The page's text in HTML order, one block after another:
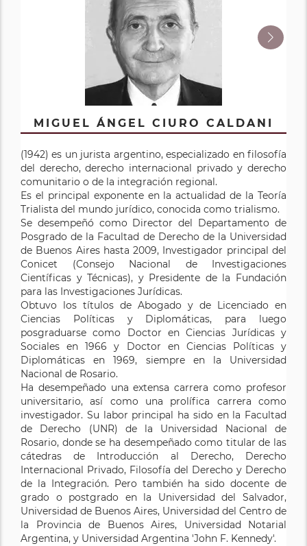
MIGUEL ÁNGEL CIURO CALDANI
(1942) es un jurista argentino, especializado en filosofía
del derecho, derecho internacional privado y derecho
comunitario o de la integración regional.
Es el principal exponente en la actualidad de la Teoría
Trialista del mundo jurídico, conocida como trialismo.
Se desempeñó como Director del Departamento de
Posgrado de la Facultad de Derecho de la Universidad
de Buenos Aires hasta 2009, Investigador principal del
Conicet (Consejo Nacional de Investigaciones
Científicas y Técnicas), y Presidente de la Fundación
para las Investigaciones Jurídicas.
Obtuvo los títulos de Abogado y de Licenciado en
Ciencias Políticas y Diplomáticas, para luego
posgraduarse como Doctor en Ciencias Jurídicas y
Sociales en 1966 y Doctor en Ciencias Políticas y
Diplomáticas en 1969, siempre en la Universidad
Nacional de Rosario.
Ha desempeñado una extensa carrera como profesor
universitario, así como una prolífica carrera como
investigador. Su labor principal ha sido en la Facultad
de Derecho (UNR) de la Universidad Nacional de
Rosario, donde se ha desempeñado como titular de las
cátedras de Introducción al Derecho, Derecho
Internacional Privado, Filosofía del Derecho y Derecho
de la Integración. Pero también ha sido docente de
grado o postgrado en la Universidad del Salvador,
Universidad de Buenos Aires, Universidad del Centro de
la Provincia de Buenos Aires, Universidad Notarial
Argentina, y Universidad Argentina 'John F. Kennedy'.
NOEMÍ LIDIA NICOLAU
Doctora en Ciencia Jurídicas y Sociales. Investigadora
Superior del CIUNR. Profesora honoraria de la UNR.
Exprofesora titular ordinaria de Derecho Civil III.
Directora de la Maestría en Derecho Privado y del
Centro de Investigaciones en Derecho Civil de la
Facultad de Derecho de la UNR. Profesora de
posgrados en diversas Universidades. Miembro de
diversas academias.
Ver todos los titulos de este autor
SANDRA ANALÍA FRUSTAGLI
(1965) Abogada, título expedido por la Facultad de
Derecho de la UNR. Doctoranda del Doctorado en
Derecho (Facultad de Derecho, Universidad Nacional
de Rosario). Profesora Adjunta por concurso -
dedicación simple- en la Cátedra deDerecho Civil III de
la Facultad de Derecho de la Universidad Nacionalde
Rosario. Profesora Adjunta de Derechos Reales e
Intelectuales en la Facultad deDerecho de la
Universidad Nacional del Centro. Profesora de Defensa
de los Consumidores y Usuarios en la Facultad
deDerecho de la Universidad Nacional de Rosario.
Profesora a cargo del Seminario de Derecho de los
Consumidores y Usuarios en la Escuela Superior de
Derecho de la Universidad Nacionaldel Centro de la
Pcia. de Buenos Aires. Tutor del Seminario de
Introducción a la Metodología de laInvestigación.
Ver todos los titulos de este autor